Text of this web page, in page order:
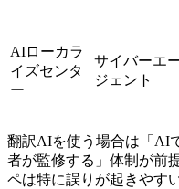
AIローカラ
イズセンタ
ー
サイバーエ
ジェント
翻訳AIを使う場合は「AI
者が監修する」体制が前
ペは特に誤りが起きやす